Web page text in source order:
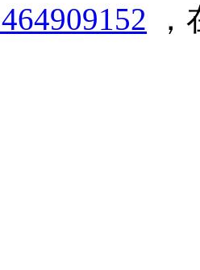
464909152